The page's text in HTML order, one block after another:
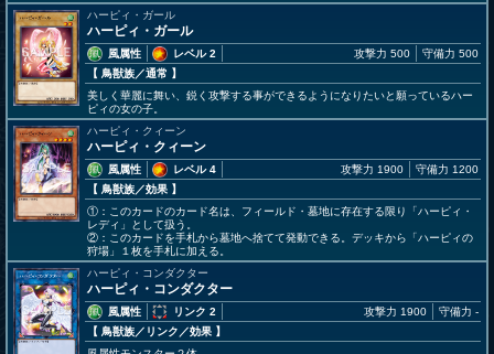
ハーピィ・ガール
ハーピィ・ガール
風属性
レベル 2
【 鳥獣族／通常 】
攻撃力 500 守備力 500
美しく華麗に舞い、鋭く攻撃する事ができるようになりたいと願っているハー
ピィの女の子。
ハーピィ・クィーン
ハーピィ・クィーン
風属性
レベル 4
【 鳥獣族／効果 】
攻撃力 1900 守備力 1200
①：このカードのカード名は、フィールド・墓地に存在する限り「ハーピィ・
レディ」として扱う。
②：このカードを手札から墓地へ捨てて発動できる。デッキから「ハーピィの
狩場」１枚を手札に加える。
ハーピィ・コンダクター
ハーピィ・コンダクター
風属性
リンク 2
【 鳥獣族／リンク／効果 】
攻撃力 1900 守備力 -